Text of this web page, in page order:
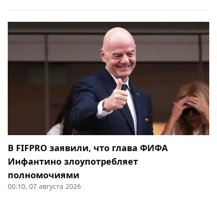
В FIFPRO заявили, что глава ФИФА
Инфантино злоупотребляет
полномочиями
00:10, 07 августа 2026